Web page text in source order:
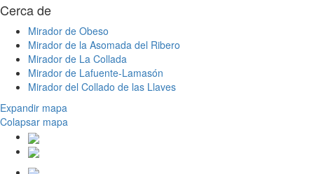
Cerca de
Mirador de Obeso
Mirador de la Asomada del Ribero
Mirador de La Collada
Mirador de Lafuente-Lamasón
Mirador del Collado de las Llaves
Expandir mapa
Colapsar mapa